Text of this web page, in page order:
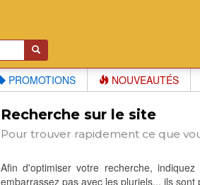
PROMOTIONS NOUVEAUTÉS
Recherche sur le site
Pour trouver rapidement ce que
Afin d'optimiser votre recherche,
embarrassez pas avec les pluriels... ils